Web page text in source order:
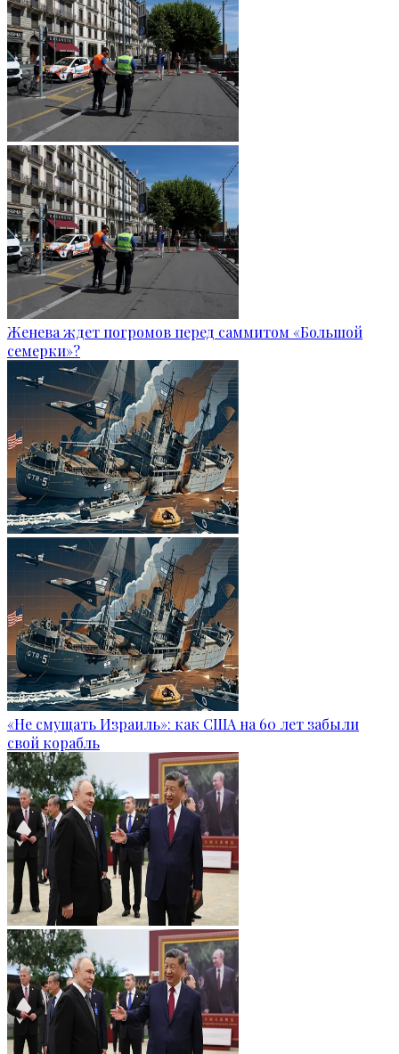
Женева ждет погромов перед саммитом «Большой
семерки»?
«Не смущать Израиль»: как США на 60 лет забыли
свой корабль